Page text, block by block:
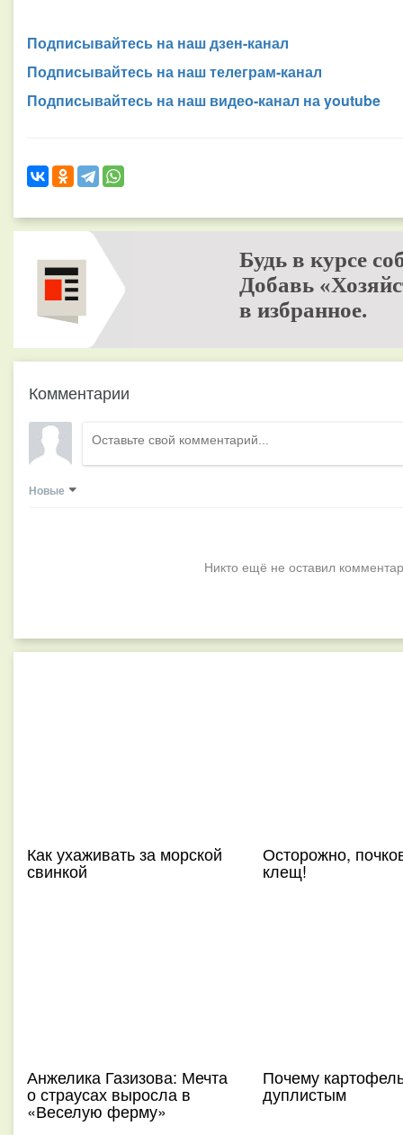
Подписывайтесь на наш дзен-канал
Подписывайтесь на наш телеграм-канал
Подписывайтесь на наш видео-канал на youtube
Будь в курсе
Добавь
в избранное.
Комментарии
Новые
Никто ещё не оставил
Как ухаживать за морской
свинкой
Осторожно,
клещ!
Анжелика Газизова: Мечта
о страусах выросла в
«Веселую ферму»
Почему
дуплистым